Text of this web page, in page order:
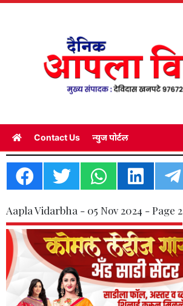
Contact Us न्युज पोर्टल
Aapla Vidarbha - 05 Nov 2024 - Page 2